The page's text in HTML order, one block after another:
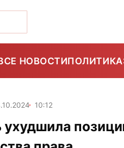
НОВОСТИПОЛИТИКА
10:12
ухудшила